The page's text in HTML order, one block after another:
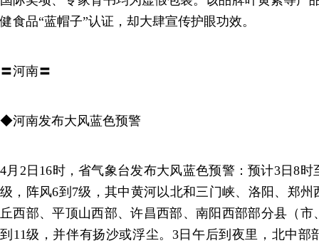
健食品“蓝帽子”认证，却大肆宣传护眼功效。
〓河南〓
◆河南发布大风蓝色预警
4月2日16时，省气象台发布大风蓝色预警：预计3日8时
级，阵风6到7级，其中黄河以北和三门峡、洛阳、郑
丘西部、平顶山西部、许昌西部、南阳西部部分县（市
到11级，并伴有扬沙或浮尘。3日午后到夜里，北中部